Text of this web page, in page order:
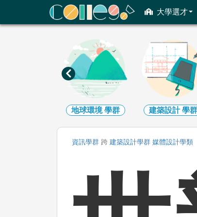
大學選才
ColleGo! 大學選才與高中育才輔助系統
建築設計學群 藝術學群
資訊學群 跨 建築設計學群 媒體設計學類